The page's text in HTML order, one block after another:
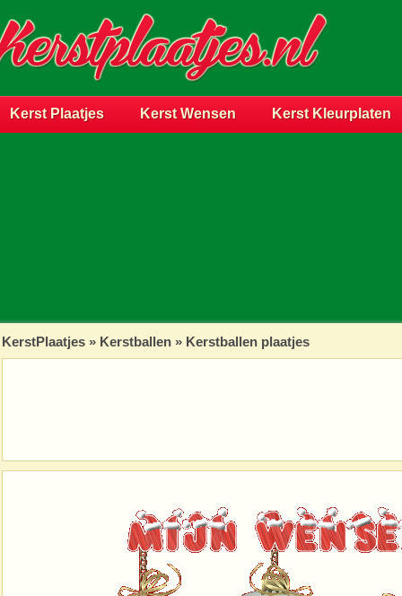
Kerst Plaatjes Kerst Wensen Kerst Kleurplaten
KerstPlaatjes » Kerstballen » Kerstballen plaatjes